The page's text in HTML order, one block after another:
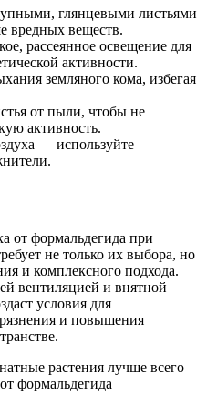
глянцевыми листьями
вредных веществ.
рассеянное освещение для
активности.
земляного кома, избегая
от пыли, чтобы не
активность.
— используйте
от формальдегида при
не только их выбора, но
и комплексного подхода.
вентиляцией и внятной
условия для
и повышения